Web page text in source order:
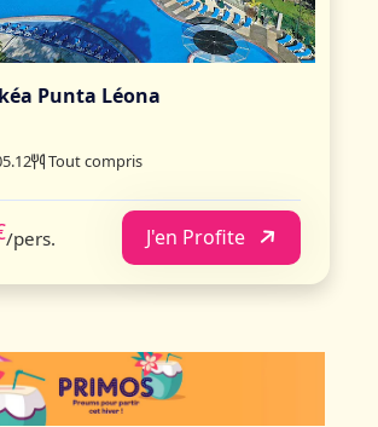
Punta Léona
Tout compris
/pers. J'en Profite